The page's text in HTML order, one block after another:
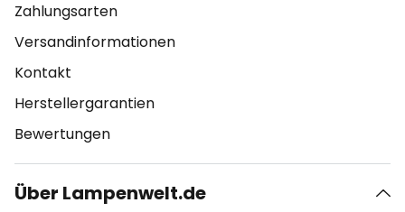
Zahlungsarten
Versandinformationen
Kontakt
Herstellergarantien
Bewertungen
Über Lampenwelt.de